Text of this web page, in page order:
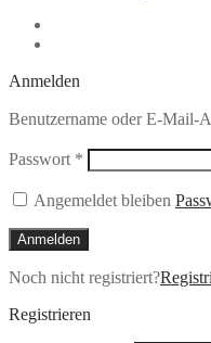
Anmelden
Benutzername oder E-Mail-
Passwort * Erforderlich
Angemeldet bleiben
Anmelden
Noch nicht registriert?
Registrieren